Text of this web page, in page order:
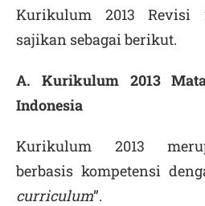
Kurikulum 2013 Revisi
sajikan sebagai berikut.
A. Kurikulum 2013
Indonesia
Kurikulum 2013
berbasis kompetensi
curriculum”.